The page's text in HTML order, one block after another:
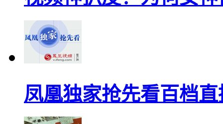
凤凰独家抢先看百档